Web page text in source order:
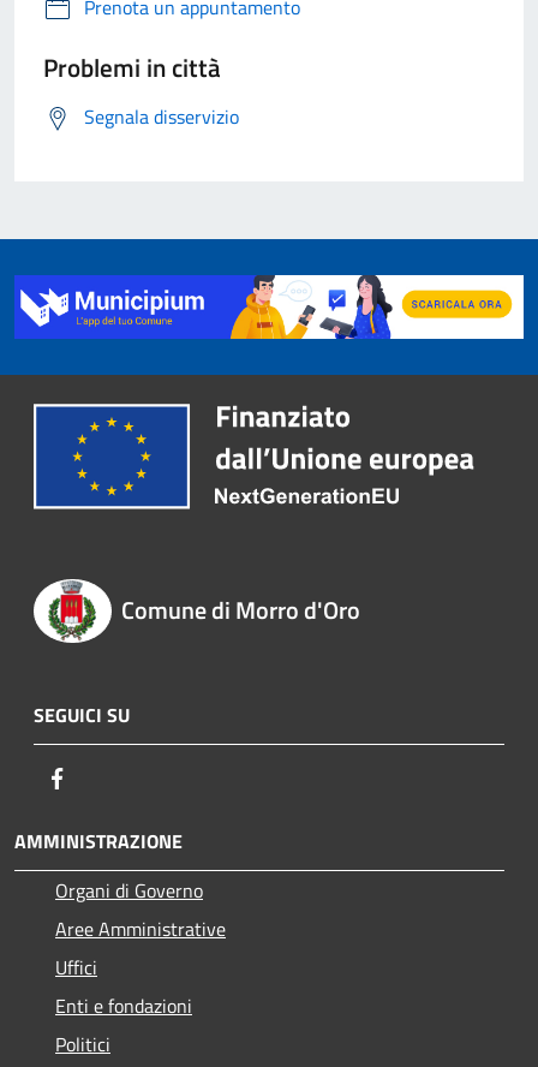
Prenota un appuntamento
Problemi in città
Segnala disservizio
Comune di Morro d'Oro
SEGUICI SU
AMMINISTRAZIONE
Organi di Governo
Aree Amministrative
Uffici
Enti e fondazioni
Politici